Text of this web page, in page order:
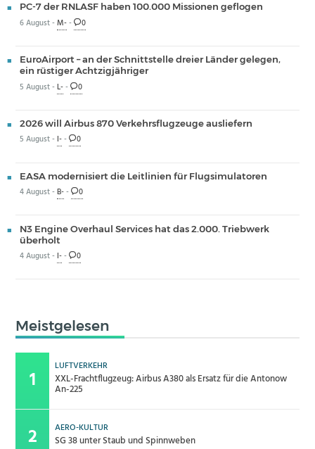
PC-7 der RNLASF haben 100.000 Missionen geflogen
6 August -M-- 0
EuroAirport – an der Schnittstelle dreier Länder gelegen,
ein rüstiger Achtzigjähriger
5 August -L-- 0
2026 will Airbus 870 Verkehrsflugzeuge ausliefern
5 August - I-- 0
EASA modernisiert die Leitlinien für Flugsimulatoren
4 August -B-- 0
N3 Engine Overhaul Services hat das 2.000. Triebwerk
überholt
4 August - I-- 0
Meistgelesen
LUFTVERKEHR
XXL-Frachtflugzeug: Airbus A380 als Ersatz für die Antonow
An-225
AERO-KULTUR
SG 38 unter Staub und Spinnweben